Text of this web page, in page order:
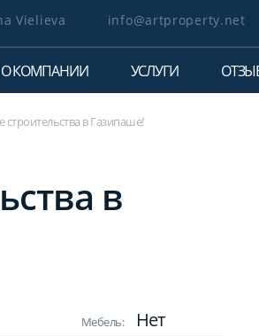
Vielieva info@artproperty.net
О КОМПАНИИ УСЛУГИ
строительства в Газипаше!
в
Мебель: Нет